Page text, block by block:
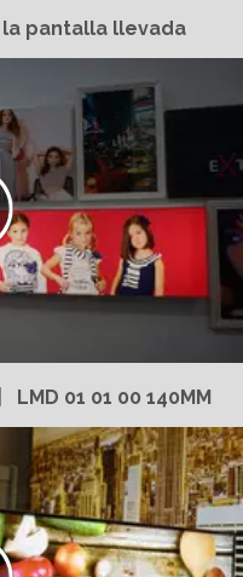
pantalla llevada
01 01 00 140MM